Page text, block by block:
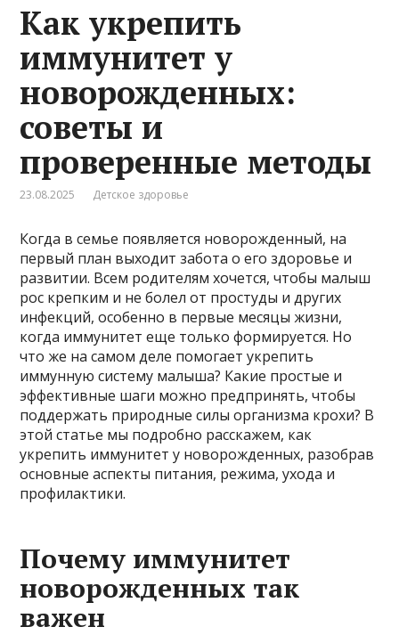
Как укрепить
иммунитет у
новорожденных:
советы и
проверенные методы
23.08.2025 Детское здоровье
Когда в семье появляется новорожденный, на
первый план выходит забота о его здоровье и
развитии. Всем родителям хочется, чтобы малыш
рос крепким и не болел от простуды и других
инфекций, особенно в первые месяцы жизни,
когда иммунитет еще только формируется. Но
что же на самом деле помогает укрепить
иммунную систему малыша? Какие простые и
эффективные шаги можно предпринять, чтобы
поддержать природные силы организма крохи? В
этой статье мы подробно расскажем, как
укрепить иммунитет у новорожденных, разобрав
основные аспекты питания, режима, ухода и
профилактики.
Почему иммунитет
новорожденных так
важен